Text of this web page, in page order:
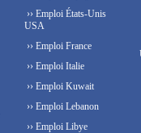
›› Emploi États-Unis
USA
›› Emploi France
›› Emploi Italie
›› Emploi Kuwait
›› Emploi Lebanon
›› Emploi Libye